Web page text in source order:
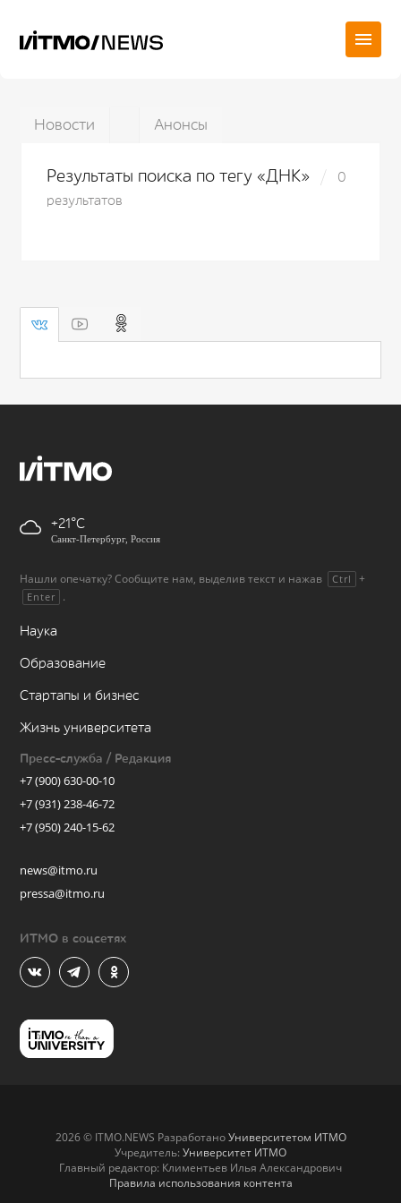
Новости Анонсы
Результаты поиска по тегу «ДНК»
0
результатов
+21
Санкт-Петербург, Россия
Нашли опечатку? Сообщите нам, выделив текст и нажав Ctrl +
Enter .
Наука
Образование
Стартапы и бизнес
Жизнь университета
Пресс-служба / Редакция
+7 (900) 630-00-10
+7 (931) 238-46-72
+7 (950) 240-15-62
news@itmo.ru
pressa@itmo.ru
ИТМО в соцсетях
2026 © ITMO.NEWS РазработаноУниверситетом ИТМО
Учредитель: Университет ИТМО
Главный редактор: Климентьев Илья Александрович
Правила использования контента